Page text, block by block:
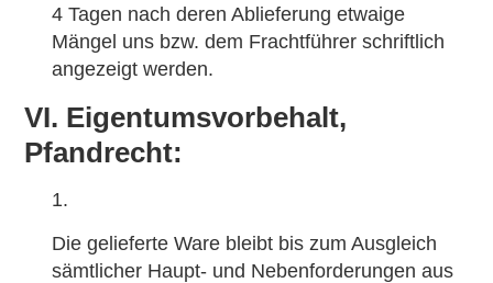
4 Tagen nach deren Ablieferung etwaige
Mängel uns bzw. dem Frachtführer schriftlich
angezeigt werden.
VI. Eigentumsvorbehalt,
Pfandrecht:
Die gelieferte Ware bleibt bis zum Ausgleich
sämtlicher Haupt- und Nebenforderungen aus